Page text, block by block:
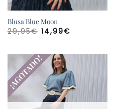
Blusa Blue Moon
29,95€ El
precio
29,95€.
14,99€El
14,99€.
¡AGOTADO!